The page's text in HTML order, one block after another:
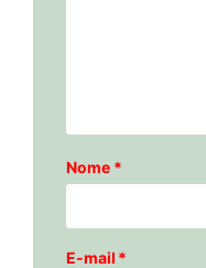
Nome *
E-mail *